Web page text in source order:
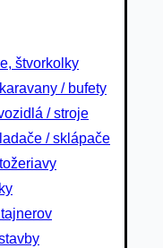
štvorkolky
/ bufety
/ stroje
/ sklápače
/ bufety
sklápače